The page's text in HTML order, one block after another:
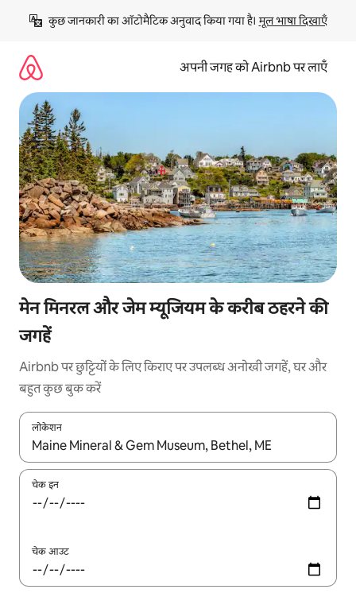
छोड़कर
कॉन्टेंट
कुछ जानकारी का ऑटोमैटिक अनुवाद किया गया है। मूल भाषा दिखाएँ
अपनी जगह को Airbnb पर लाएँ
मेन मिनरल और जेम म्यूजियम के करीब ठहरने की
जगहें
Airbnb पर छुट्टियों के लिए किराए पर उपलब्ध अनोखी जगहें, घर और
बहुत कुछ बुक करें
लोकेशन
नतीजों के उपलब्ध होने पर, अप और डाउन 'ऐरो की' का इस्तेमाल करके नेविगेट
चेक इन
चेक आउट